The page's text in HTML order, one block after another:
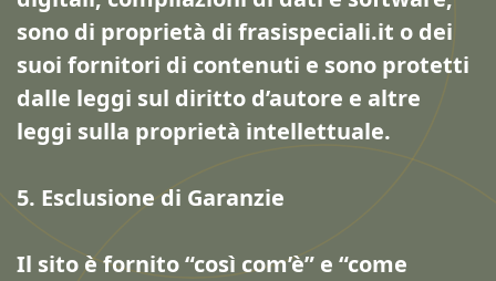
sono di proprietà di frasispeciali.it o dei
suoi fornitori di contenuti e sono protetti
dalle leggi sul diritto d’autore e altre
leggi sulla proprietà intellettuale.
5. Esclusione di Garanzie
Il sito è fornito “così com’è” e “come